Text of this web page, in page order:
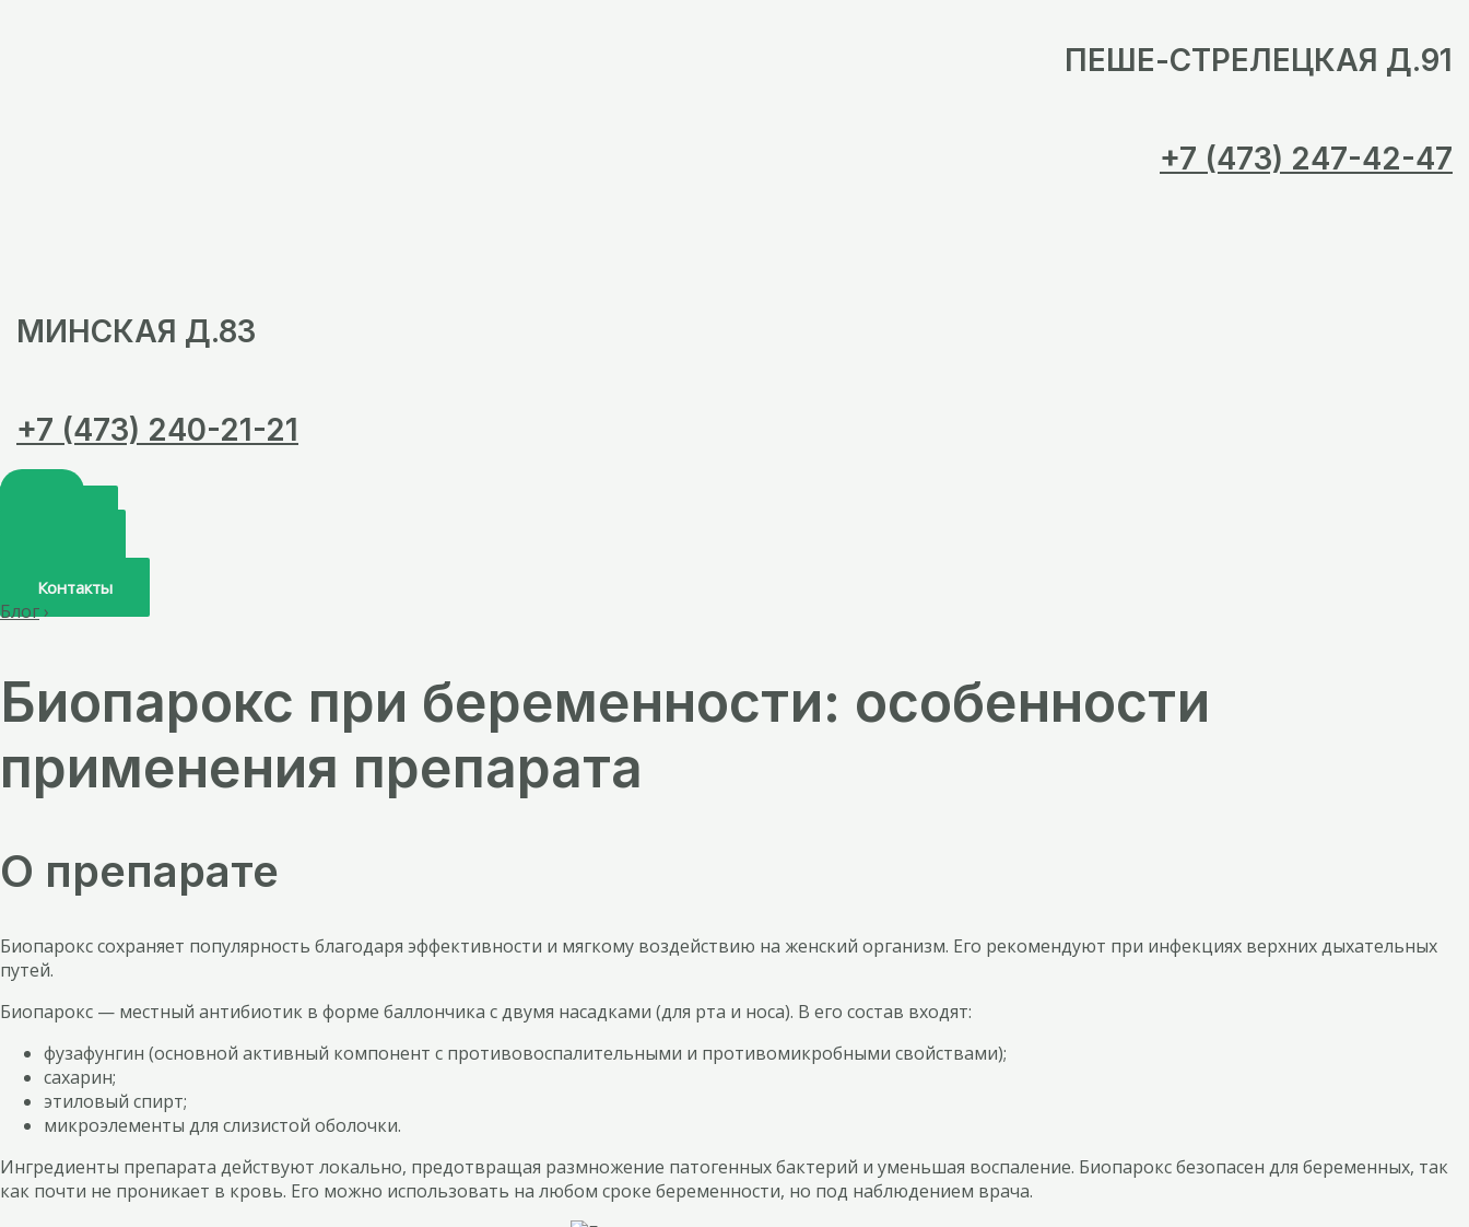
ПЕШЕ-СТРЕЛЕЦКАЯ Д.91
+7 (473) 247-42-47
МИНСКАЯ Д.83
+7 (473) 240-21-21
Контакты
Блог›
Биопарокс при беременности: особенности
применения препарата
О препарате
Биопарокс сохраняет популярность благодаря эффективности и мягкому воздействию на женский организм. Его рекомендуют при инфекциях верхних дыхательных
путей.
Биопарокс — местный антибиотик в форме баллончика с двумя насадками (для рта и носа). В его состав входят:
фузафунгин (основной активный компонент с противовоспалительными и противомикробными свойствами);
сахарин;
этиловый спирт;
микроэлементы для слизистой оболочки.
Ингредиенты препарата действуют локально, предотвращая размножение патогенных бактерий и уменьшая воспаление. Биопарокс безопасен для беременных, так
как почти не проникает в кровь. Его можно использовать на любом сроке беременности, но под наблюдением врача.